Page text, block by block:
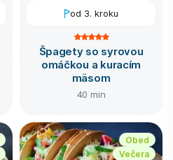
od 3. kroku
Špagety so syrovou
omáčkou a kuracím
mäsom
40 min
Obed
Večera